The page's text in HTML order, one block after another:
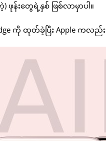
ဖုန်းတွေရဲ့နှစ် ဖြစ်လာမှာပါ။
Edge ကို ထုတ်ခဲ့ပြီး Apple